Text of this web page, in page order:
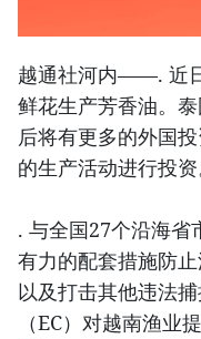
越通社河内——. 近
鲜花生产芳香油。
后将有更多的外国
的生产活动进行投资
. 与全国27个沿海省
有力的配套措施防
以及打击其他违法
（EC）对越南渔业